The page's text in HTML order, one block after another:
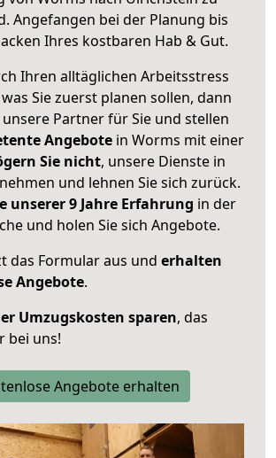
Angefangen bei der Planung bis
Ihres kostbaren Hab & Gut.
Ihren alltäglichen Arbeitsstress
Sie zuerst planen sollen, dann
Partner für Sie und stellen
Angebote in Worms mit einer
Sie nicht, unsere Dienste in
und lehnen Sie sich zurück.
unserer 9 Jahre Erfahrung in der
und holen Sie sich Angebote.
das Formular aus und erhalten
Angebote.
Umzugskosten sparen, das
bei uns!
Angebote erhalten